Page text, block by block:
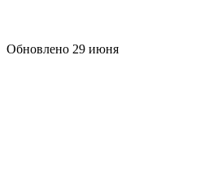
Обновлено 29 июня